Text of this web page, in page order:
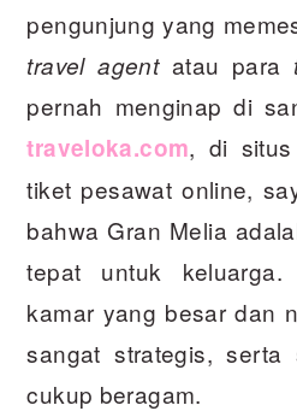
pengunjung yang
travel agentatau para
pernah menginap di
traveloka.com, di situs
tiket pesawat online,
bahwa Gran Melia
tepat untuk
kamar yang besar dan
sangat strategis, serta
cukup beragam.